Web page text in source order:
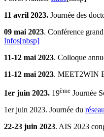
11 avril 2023. Journée des
09 mai 2023. Conférence
Infos[nbsp]
11-12 mai 2023. Colloque
11-12 mai 2023. MEET2WIN
1er juin 2023. 19ème Journée
1er juin 2023. Journée du
22-23 juin 2023. AIS 2023